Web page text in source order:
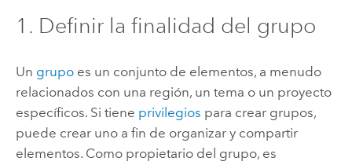
1. Definir la finalidad del grupo
Un grupoes un conjunto de elementos, a menudo
relacionados con una región, un tema o un proyecto
específicos. Si tiene privilegios para crear grupos,
puede crear uno a fin de organizar y compartir
elementos. Como propietario del grupo, es